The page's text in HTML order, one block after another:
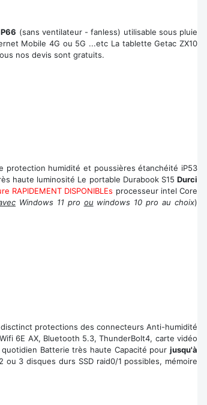
(sans ventilateur - fanless) utilisable sous pluie
Mobile 4G ou 5G ...etc La tablette Getac ZX10
nos devis sont gratuits.
protection humidité et poussières étanchéité iP53
haute luminosité Le portable Durabook S15Durci
RAPIDEMENT DISPONIBLEs processeur intel Core
Windows 11 pro ou windows 10 pro au choix)
disctinct protections des connecteurs Anti-humidité
6E AX, Bluetooth 5.3, ThunderBolt4, carte vidéo
Batterie très haute Capacité pourjusqu'à
ou 3 disques durs SSD raid0/1 possibles, mémoire